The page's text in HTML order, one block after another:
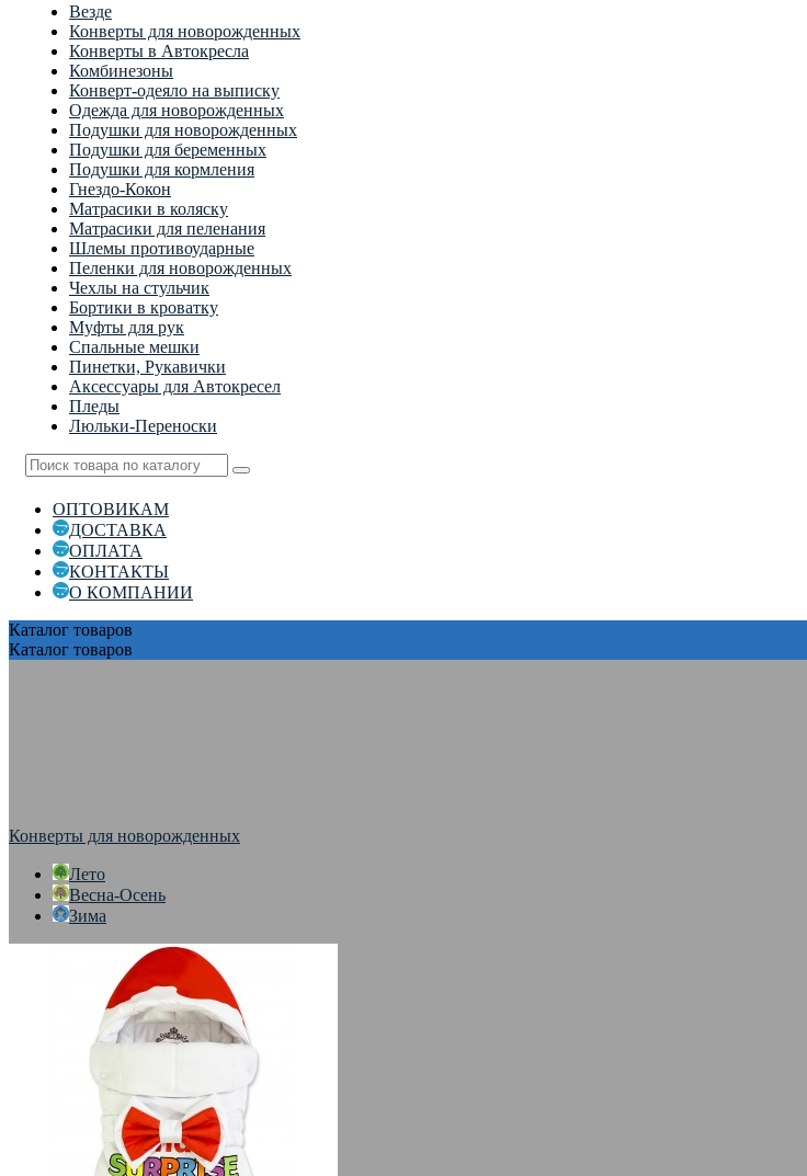
Везде
Конверты для новорожденных
Конверты в Автокресла
Комбинезоны
Конверт-одеяло на выписку
Одежда для новорожденных
Подушки для новорожденных
Подушки для беременных
Подушки для кормления
Гнездо-Кокон
Матрасики в коляску
Матрасики для пеленания
Шлемы противоударные
Пеленки для новорожденных
Чехлы на стульчик
Бортики в кроватку
Муфты для рук
Спальные мешки
Пинетки, Рукавички
Аксессуары для Автокресел
Пледы
Люльки-Переноски
ОПТОВИКАМ
ДОСТАВКА
ОПЛАТА
КОНТАКТЫ
О КОМПАНИИ
Каталог товаров
Каталог товаров
Конверты для новорожденных
Лето
Весна-Осень
Зима